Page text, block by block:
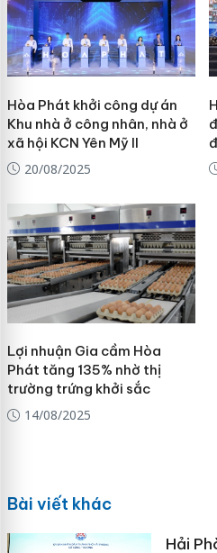
Hòa Phát khởi công dự án
Khu nhà ở công nhân, nhà ở
xã hội KCN Yên Mỹ II
20/08/2025
Lợi nhuận Gia cầm Hòa
Phát tăng 135% nhờ thị
trường trứng khởi sắc
14/08/2025
Bài viết khác
Hải